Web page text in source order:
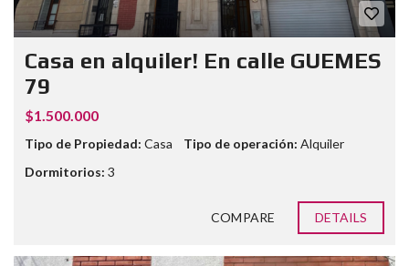
Casa en alquiler! En calle GUEMES
79
$1.500.000
Tipo de Propiedad: Casa Tipo de operación: Alquiler
Dormitorios: 3
COMPARE DETAILS